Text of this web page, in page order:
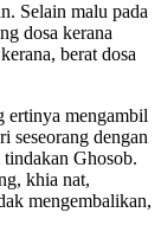
Selain malu pada
dosa kerana
berat dosa
ertinya mengambil
seseorang dengan
Ghosob.
khia nat,
mengembalikan,